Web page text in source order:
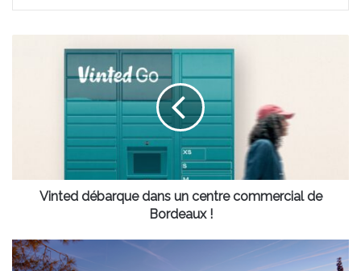
commercial
!
Vinted débarque dans un centre commercial de
Bordeaux !
Bergerac,
une